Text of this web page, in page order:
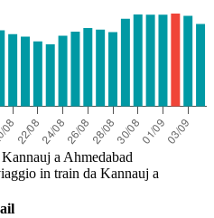
a Ahmedabad
in train da Kannauj a